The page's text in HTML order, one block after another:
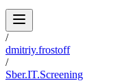
/
dmitriy.frostoff
/
Sber.IT.Screening